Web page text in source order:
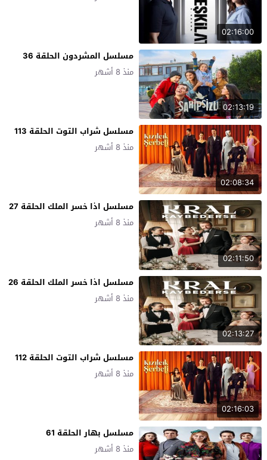
02:16:00
02:13:19
مسلسل المشردون الحلقة 36
منذ 8 أشهر
02:08:34
مسلسل شراب التوت الحلقة 113
منذ 8 أشهر
02:11:50
مسلسل اذا خسر الملك الحلقة 27
منذ 8 أشهر
02:13:27
مسلسل اذا خسر الملك الحلقة 26
منذ 8 أشهر
02:16:03
مسلسل شراب التوت الحلقة 112
منذ 8 أشهر
مسلسل بهار الحلقة 61
منذ 8 أشهر